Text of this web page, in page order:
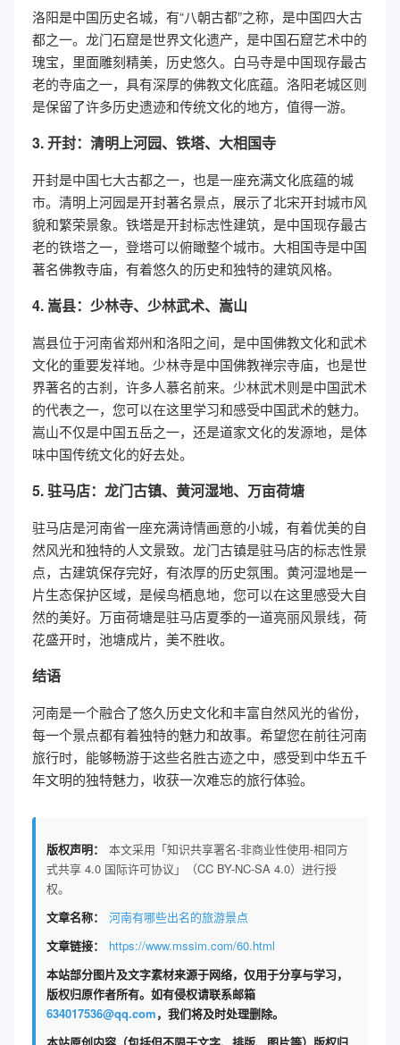
洛阳是中国历史名城，有“八朝古都”之称，是中国四大古
都之一。龙门石窟是世界文化遗产，是中国石窟艺术中的
瑰宝，里面雕刻精美，历史悠久。白马寺是中国现存最古
老的寺庙之一，具有深厚的佛教文化底蕴。洛阳老城区则
是保留了许多历史遗迹和传统文化的地方，值得一游。
3. 开封：清明上河园、铁塔、大相国寺
开封是中国七大古都之一，也是一座充满文化底蕴的城
市。清明上河园是开封著名景点，展示了北宋开封城市风
貌和繁荣景象。铁塔是开封标志性建筑，是中国现存最古
老的铁塔之一，登塔可以俯瞰整个城市。大相国寺是中国
著名佛教寺庙，有着悠久的历史和独特的建筑风格。
4. 嵩县：少林寺、少林武术、嵩山
嵩县位于河南省郑州和洛阳之间，是中国佛教文化和武术
文化的重要发祥地。少林寺是中国佛教禅宗寺庙，也是世
界著名的古刹，许多人慕名前来。少林武术则是中国武术
的代表之一，您可以在这里学习和感受中国武术的魅力。
嵩山不仅是中国五岳之一，还是道家文化的发源地，是体
味中国传统文化的好去处。
5. 驻马店：龙门古镇、黄河湿地、万亩荷塘
驻马店是河南省一座充满诗情画意的小城，有着优美的自
然风光和独特的人文景致。龙门古镇是驻马店的标志性景
点，古建筑保存完好，有浓厚的历史氛围。黄河湿地是一
片生态保护区域，是候鸟栖息地，您可以在这里感受大自
然的美好。万亩荷塘是驻马店夏季的一道亮丽风景线，荷
花盛开时，池塘成片，美不胜收。
结语
河南是一个融合了悠久历史文化和丰富自然风光的省份，
每一个景点都有着独特的魅力和故事。希望您在前往河南
旅行时，能够畅游于这些名胜古迹之中，感受到中华五千
年文明的独特魅力，收获一次难忘的旅行体验。
版权声明：
本文采用「知识共享署名-非商业性使用-相同方
式共享 4.0 国际许可协议」（CC BY-NC-SA 4.0）进行授
权。
文章名称：
河南有哪些出名的旅游景点
文章链接：
https://www.mssim.com/60.html
本站部分图片及文字素材来源于网络，仅用于分享与学习，
版权归原作者所有。如有侵权请联系邮箱
634017536@qq.com，我们将及时处理删除。